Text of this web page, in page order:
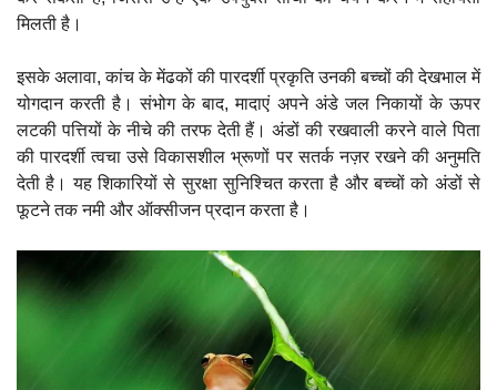
मिलती है।
इसके अलावा, कांच के मेंढकों की पारदर्शी प्रकृति उनकी बच्चों की देखभाल में
योगदान करती है। संभोग के बाद, मादाएं अपने अंडे जल निकायों के ऊपर
लटकी पत्तियों के नीचे की तरफ देती हैं। अंडों की रखवाली करने वाले पिता
की पारदर्शी त्वचा उसे विकासशील भ्रूणों पर सतर्क नज़र रखने की अनुमति
देती है। यह शिकारियों से सुरक्षा सुनिश्चित करता है और बच्चों को अंडों से
फूटने तक नमी और ऑक्सीजन प्रदान करता है।